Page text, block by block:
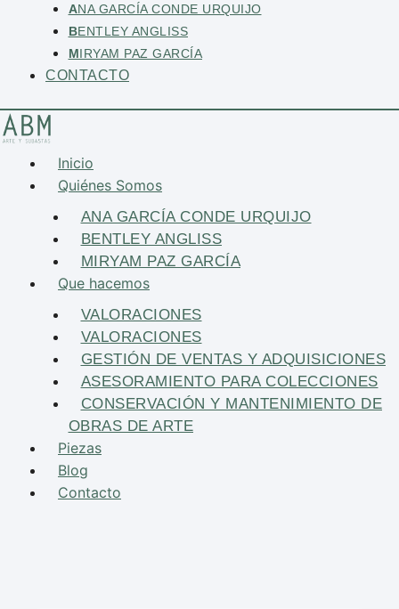
ANA GARCÍA CONDE URQUIJO
BENTLEY ANGLISS
MIRYAM PAZ GARCÍA
CONTACTO
Inicio
Quiénes Somos
ANA GARCÍA CONDE URQUIJO
BENTLEY ANGLISS
MIRYAM PAZ GARCÍA
Que hacemos
VALORACIONES
VALORACIONES
GESTIÓN DE VENTAS Y ADQUISICIONES
ASESORAMIENTO PARA COLECCIONES
CONSERVACIÓN Y MANTENIMIENTO DE
OBRAS DE ARTE
Piezas
Blog
Contacto